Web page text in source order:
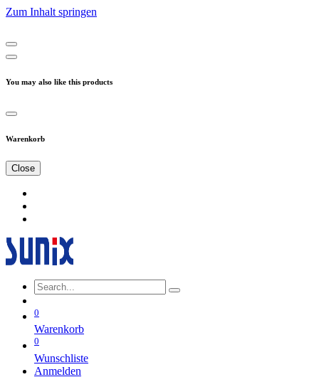
Zum Inhalt springen
You may also like this products
Warenkorb
Close
0
Warenkorb
0
Wunschliste
Anmelden